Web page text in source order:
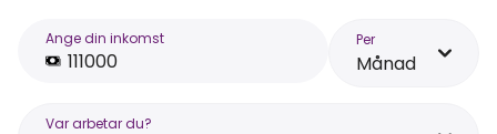
Ange din inkomst Per
Månad
Var arbetar du?